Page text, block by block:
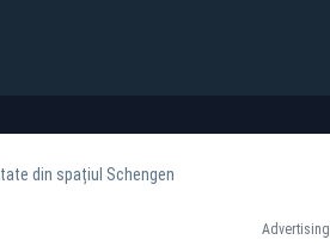
din spațiul Schengen
Advertising